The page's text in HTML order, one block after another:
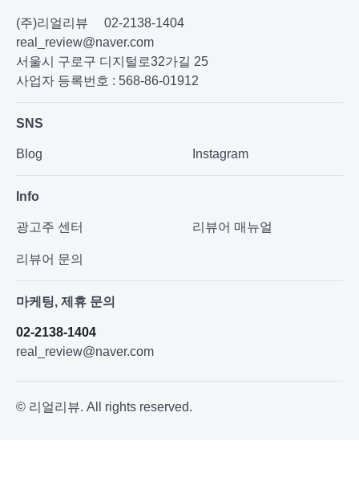
(주)리얼리뷰
02-2138-1404
real_review@naver.com
서울시 구로구 디지털로32가길 25
사업자 등록번호 : 568-86-01912
SNS
Blog Instagram
Info
광고주 센터 리뷰어 매뉴얼
리뷰어 문의
마케팅, 제휴 문의
02-2138-1404
real_review@naver.com
© 리얼리뷰. All rights reserved.